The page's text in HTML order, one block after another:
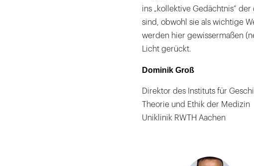
ins „kollektive Gedächtnis“
sind, obwohl sie als wichtige
werden hier gewissermaßen
Licht gerückt.
Dominik Groß
Direktor des Instituts für
Theorie und Ethik der Medizin
Uniklinik RWTH Aachen